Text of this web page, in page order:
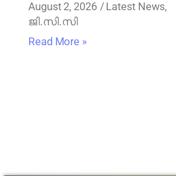
August 2, 2026
Latest News,
ജി.സി.സി
Read More »